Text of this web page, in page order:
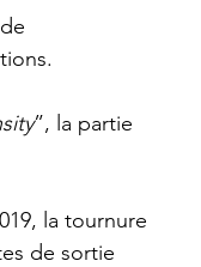
”, la partie
la tournure
de sortie